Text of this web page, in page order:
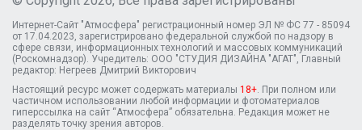
Интернет-Сайт "Атмосфера" регистрационный номер ЭЛ № ФС 77 - 85094
от 17.04.2023, зарегистрировано федеральной службой по надзору в
сфере связи, информационных технологий и массовых коммуникаций
(Роскомнадзор). Учредитель: ООО "СТУДИЯ ДИЗАЙНА "АГАТ", Главный
редактор: Негреев Дмитрий Викторович
Настоящий ресурс может содержать материалы 18+. При полном или
частичном использовании любой информации и фотоматериалов
гиперссылка на сайт “Атмосфера” обязательна. Редакция может не
разделять точку зрения авторов.